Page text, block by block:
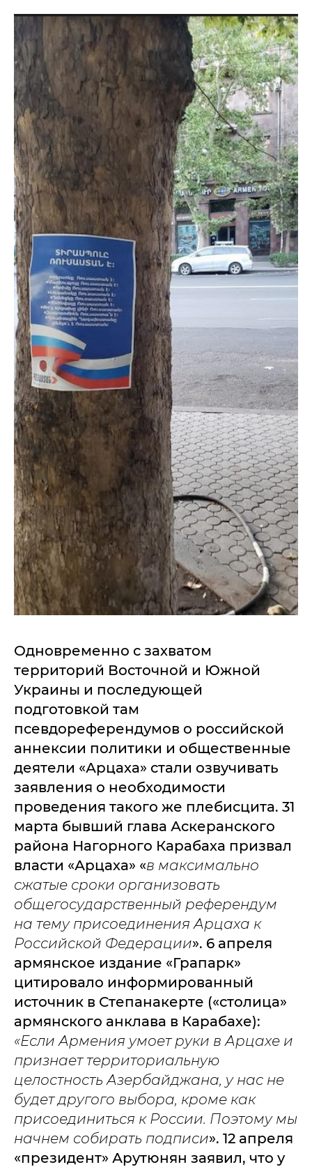
Одновременно с захватом
территорий Восточной и Южной
Украины и последующей
подготовкой там
псевдореферендумов о российской
аннексии политики и общественные
деятели «Арцаха» стали озвучивать
заявления о необходимости
проведения такого же плебисцита. 31
марта бывший глава Аскеранского
района Нагорного Карабаха призвал
власти «Арцаха» «в максимально
сжатые сроки организовать
общегосударственный референдум
на тему присоединения Арцаха к
Российской Федерации». 6 апреля
армянское издание «Грапарк»
цитировало информированный
источник в Степанакерте («столица»
армянского анклава в Карабахе):
«Если Армения умоет руки в Арцахе и
признает территориальную
целостность Азербайджана, у нас не
будет другого выбора, кроме как
присоединиться к России. Поэтому мы
начнем собирать подписи». 12 апреля
«президент» Арутюнян заявил, что у